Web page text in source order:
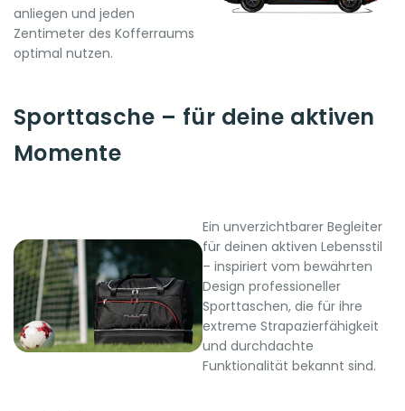
anliegen und jeden
Zentimeter des Kofferraums
optimal nutzen.
Sporttasche – für deine aktiven
Momente
Ein unverzichtbarer Begleiter
für deinen aktiven Lebensstil
– inspiriert vom bewährten
Design professioneller
Sporttaschen, die für ihre
extreme Strapazierfähigkeit
und durchdachte
Funktionalität bekannt sind.